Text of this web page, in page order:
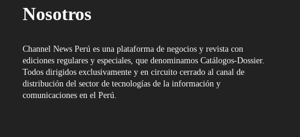
Nosotros
Channel News Perú es una plataforma de negocios y revista con
ediciones regulares y especiales, que denominamos Catálogos-Dossier.
Todos dirigidos exclusivamente y en circuito cerrado al canal de
distribución del sector de tecnologías de la información y
comunicaciones en el Perú.